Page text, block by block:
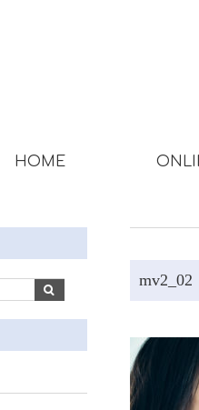
HOME
mv2_02